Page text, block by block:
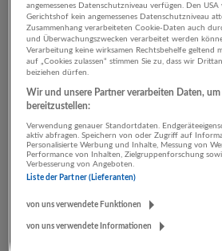
1 Produktion
angemessenes Datenschutzniveau verfügen. Den
Gerichtshof kein angemessenes Datenschutzniveau
Zusammenhang verarbeiteten Cookie-Daten auch
und Überwachungszwecken verarbeitet werden
Verarbeitung keine wirksamen Rechtsbehelfe geltend
auf „Cookies zulassen“ stimmen Sie zu, dass wir
beiziehen dürfen.
Wir und unsere Partner verarbeiten Daten, um
bereitzustellen:
Verwendung genauer Standortdaten.
aktiv abfragen. Speichern von oder Zugriff auf
Personalisierte Werbung und Inhalte, Messung von
Performance von Inhalten, Zielgruppenforschung
Verbesserung von Angeboten.
Liste der Partner (Lieferanten)
von uns verwendete Funktionen
von uns verwendete Informationen